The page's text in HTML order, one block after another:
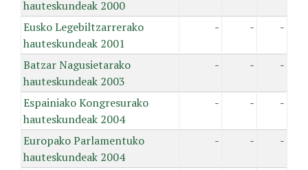
hauteskundeak 2000
Eusko Legebiltzarrerako
hauteskundeak 2001
- - -
Batzar Nagusietarako
hauteskundeak 2003
- - -
Espainiako Kongresurako
hauteskundeak 2004
- - -
Europako Parlamentuko
hauteskundeak 2004
- - -